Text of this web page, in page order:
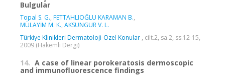
Bulgular
Topal S. G., FETTAHLIOĞLU KARAMAN B.,
MÜLAYİM M. K., AKSUNGUR V. L.
Türkiye Klinikleri Dermatoloji-Özel Konular , cilt.2, sa.2, ss.12-15,
2009 (Hakemli Dergi)
14. A case of linear porokeratosis dermoscopic
and immunofluorescence findings